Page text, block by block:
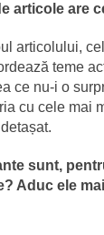
articole are
articolului,
teme
ce nu-i o
cu cele mai
sunt,
Aduc ele